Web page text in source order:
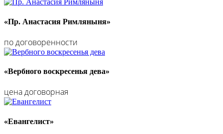
«Пр. Анастасия Римляныня»
по договоренности
«Вербного воскресенья дева»
цена договорная
«Евангелист»